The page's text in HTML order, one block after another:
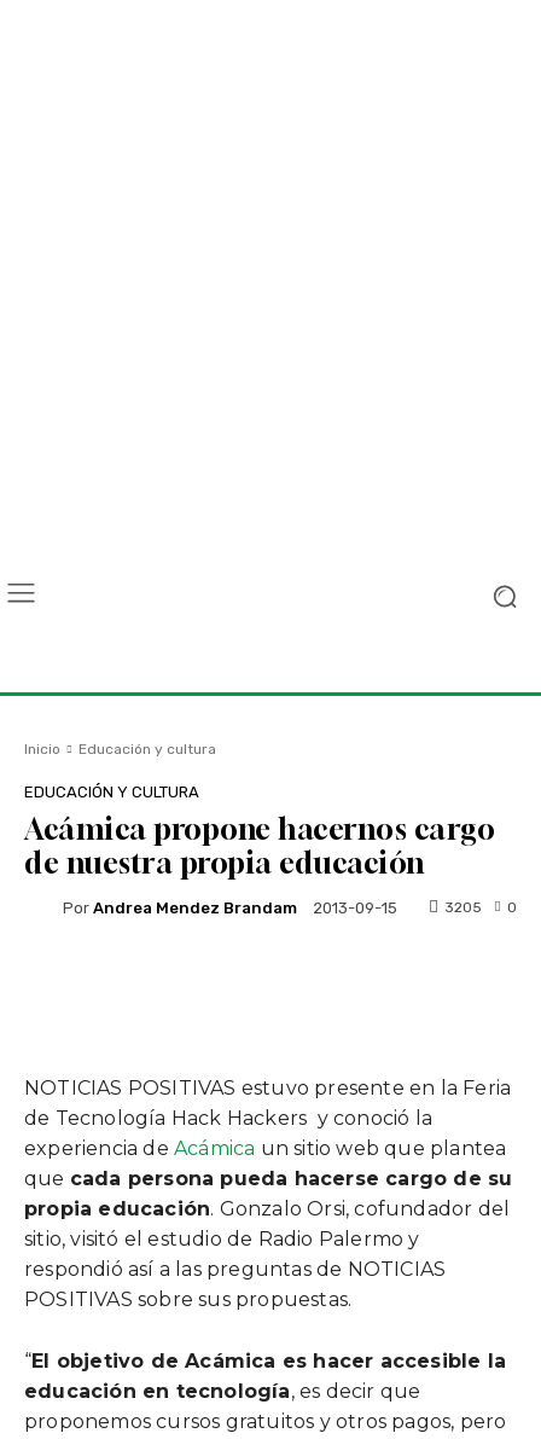
Inicio Educación y cultura
EDUCACIÓN Y CULTURA
Acámica propone hacernos cargo
de nuestra propia educación
Por Andrea Mendez Brandam 2013-09-15 0
3205
NOTICIAS POSITIVAS estuvo presente en la Feria
de Tecnología Hack Hackers y conoció la
experiencia de Acámica un sitio web que plantea
que cada persona pueda hacerse cargo de su
propia educación. Gonzalo Orsi, cofundador del
sitio, visitó el estudio de Radio Palermo y
respondió así a las preguntas de NOTICIAS
POSITIVAS sobre sus propuestas.
“El objetivo de Acámica es hacer accesible la
educación en tecnología, es decir que
proponemos cursos gratuitos y otros pagos, pero